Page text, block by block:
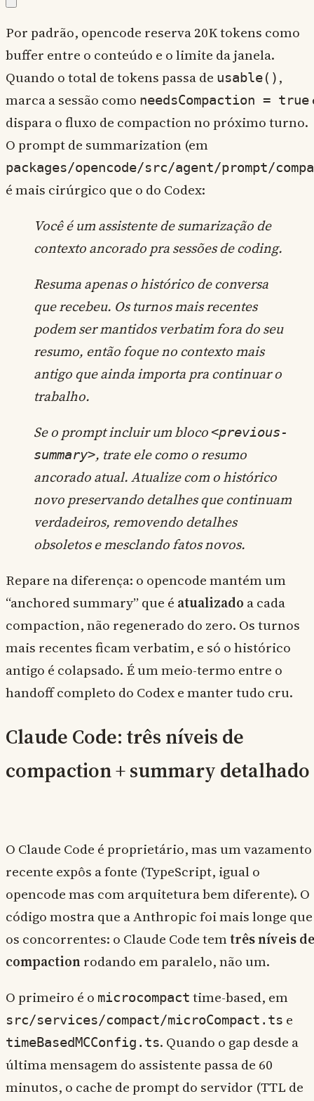
Por padrão, opencode reserva 20K tokens como
buffer entre o conteúdo e o limite da janela.
Quando o total de tokens passa de usable() ,
marca a sessão como needsCompaction = true
dispara o fluxo de compaction no próximo turno.
O prompt de summarization (em
packages/opencode/src/agent/prompt/
é mais cirúrgico que o do Codex:
Você é um assistente de sumarização de
contexto ancorado pra sessões de coding.
Resuma apenas o histórico de conversa
que recebeu. Os turnos mais recentes
podem ser mantidos verbatim fora do seu
resumo, então foque no contexto mais
antigo que ainda importa pra continuar o
trabalho.
Se o prompt incluir um bloco<previous-
summary>, trate ele como o resumo
ancorado atual. Atualize com o histórico
novo preservando detalhes que continuam
verdadeiros, removendo detalhes
obsoletos e mesclando fatos novos.
Repare na diferença: o opencode mantém um
“anchored summary” que é atualizado a cada
compaction, não regenerado do zero. Os turnos
mais recentes ficam verbatim, e só o histórico
antigo é colapsado. É um meio-termo entre o
handoff completo do Codex e manter tudo cru.
Claude Code: três níveis de
compaction + summary detalhado
O Claude Code é proprietário, mas um vazamento
recente expôs a fonte (TypeScript, igual o
opencode mas com arquitetura bem diferente). O
código mostra que a Anthropic foi mais longe que
os concorrentes: o Claude Code temtrês níveis de
compactionrodando em paralelo, não um.
O primeiro é o microcompact time-based, em
src/services/compact/microCompact.ts e
timeBasedMCConfig.ts. Quando o gap desde a
última mensagem do assistente passa de 60
minutos, o cache de prompt do servidor (TTL de